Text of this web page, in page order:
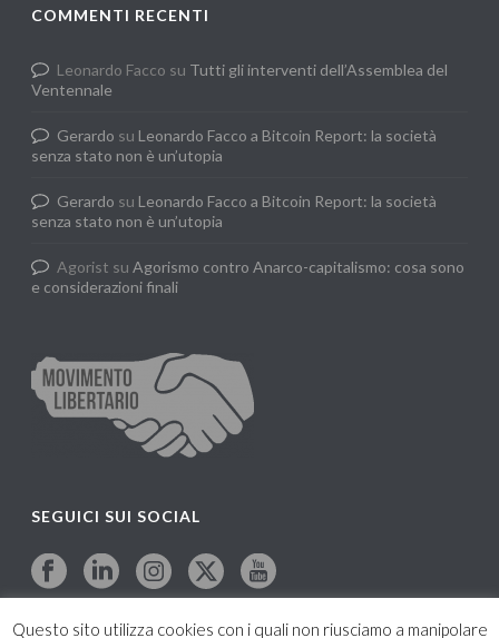
COMMENTI RECENTI
Leonardo Facco su Tutti gli interventi dell’Assemblea del
Ventennale
Gerardo su Leonardo Facco a Bitcoin Report: la società
senza stato non è un’utopia
Gerardo su Leonardo Facco a Bitcoin Report: la società
senza stato non è un’utopia
Agorist suAgorismo contro Anarco-capitalismo: cosa sono
e considerazioni finali
SEGUICI SUI SOCIAL
Questo sito utilizza cookies con i quali non riusciamo a manipolare